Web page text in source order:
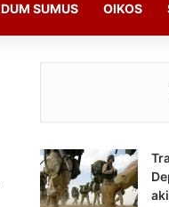
DUM SUMUS OIKOS